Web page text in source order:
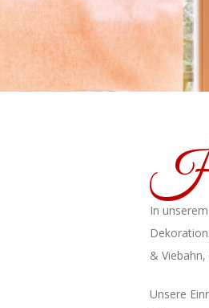
In
& Viebahn,
Unsere